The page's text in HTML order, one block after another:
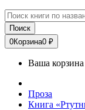
Поиск
0Корзина0 ₽
Ваша корзина
Проза
Книга